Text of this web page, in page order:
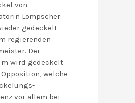
von
Lompscher
gedeckelt
regierenden
Der
wird gedeckelt
welche
vor allem bei